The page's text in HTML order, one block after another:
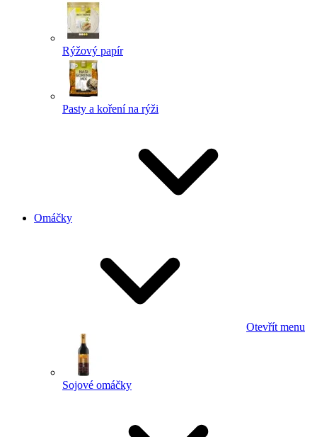
Rýžový papír
Pasty a koření na rýži
Omáčky
Otevřít menu
Sojové omáčky